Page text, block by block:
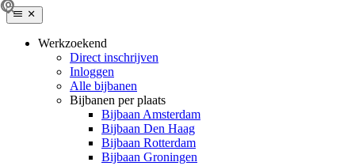
Werkzoekend
Direct inschrijven
Inloggen
Alle bijbanen
Bijbanen per plaats
Bijbaan Amsterdam
Bijbaan Den Haag
Bijbaan Rotterdam
Bijbaan Groningen